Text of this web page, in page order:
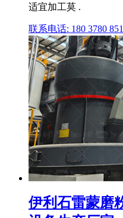
适宜加工莫 .
联系电话: 180 3780
伊利石雷蒙磨